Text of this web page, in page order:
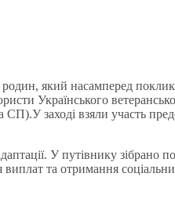
який насамперед
Українського
заході взяли участь
У путівнику зібрано
та отримання